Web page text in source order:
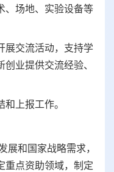
、场地、实验设备等
展交流活动，支持学
业提供交流经验、
上报工作。
展和国家战略需求，
重点资助领域，制定